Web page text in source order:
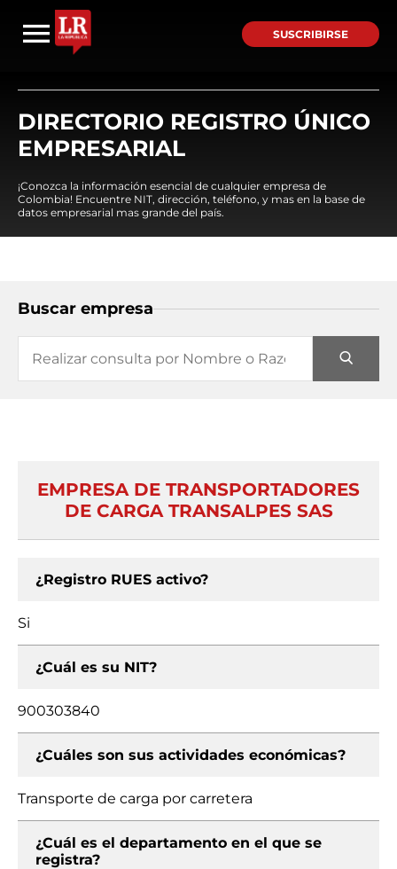
SUSCRIBIRSE
DIRECTORIO REGISTRO ÚNICO
EMPRESARIAL
¡Conozca la información esencial de cualquier empresa de
Colombia! Encuentre NIT, dirección, teléfono, y mas en la base de
datos empresarial mas grande del país.
Buscar empresa
EMPRESA DE TRANSPORTADORES
DE CARGA TRANSALPES SAS
¿Registro RUES activo?
Si
¿Cuál es su NIT?
900303840
¿Cuáles son sus actividades económicas?
Transporte de carga por carretera
¿Cuál es el departamento en el que se
registra?